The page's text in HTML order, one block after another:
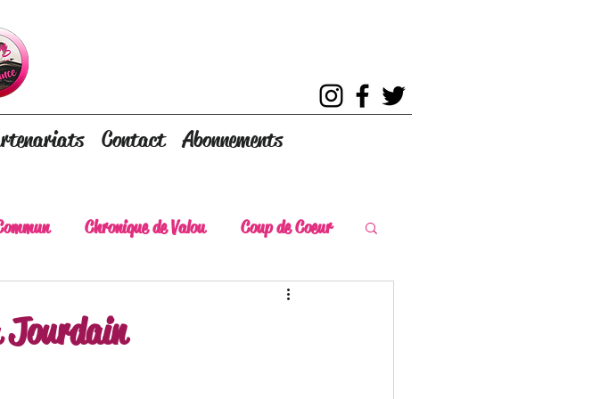
Contact Abonnements
Chronique de Valou Coup de Coeur
Coup de Chaud
Jourdain